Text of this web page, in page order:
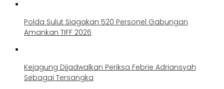
Polda Sulut Siagakan 520 Personel Gabungan
Amankan TIFF 2026
Kejagung Dijadwalkan Periksa Febrie Adriansyah
Sebagai Tersangka